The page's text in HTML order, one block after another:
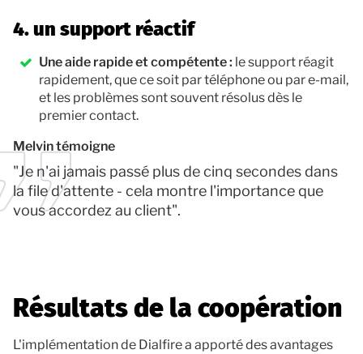
4. un support réactif
Une aide rapide et compétente : le support réagit
rapidement, que ce soit par téléphone ou par e-mail,
et les problèmes sont souvent résolus dès le
premier contact.
Melvin témoigne
"Je n'ai jamais passé plus de cinq secondes dans
la file d'attente - cela montre l'importance que
vous accordez au client".
Résultats de la coopération
L'implémentation de Dialfire a apporté des avantages